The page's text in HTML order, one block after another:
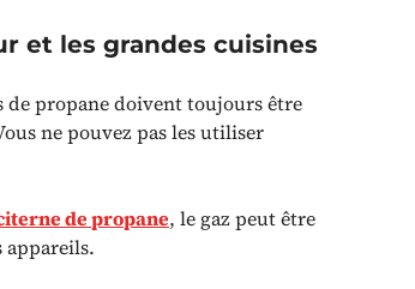
et les grandes cuisines
de propane doivent toujours être
ne pouvez pas les utiliser
de propane, le gaz peut être
appareils.